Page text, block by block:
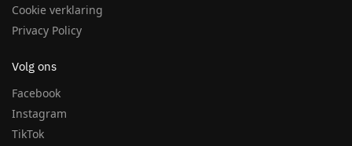
Cookie verklaring
Privacy Policy
Volg ons
Facebook
Instagram
TikTok